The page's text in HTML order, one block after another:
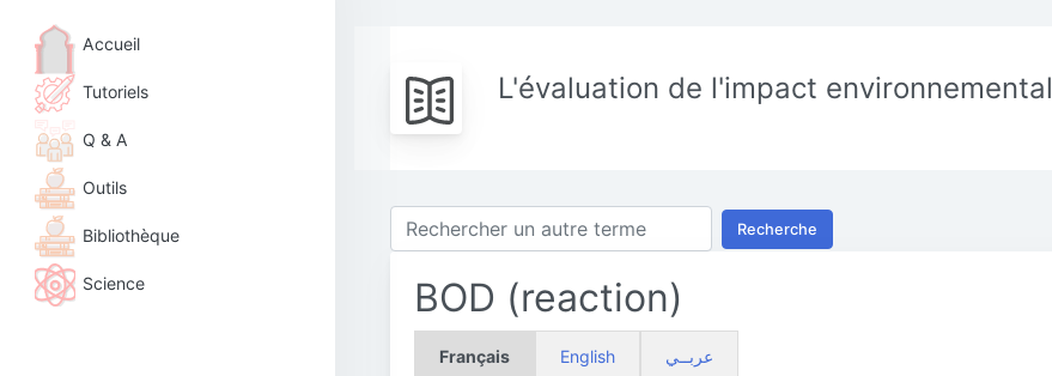
Accueil
Tutoriels
Q & A
Outils
Bibliothèque
Science
L'évaluation de l'impact environnemental
Recherche
BOD (reaction)
Français English عربــي